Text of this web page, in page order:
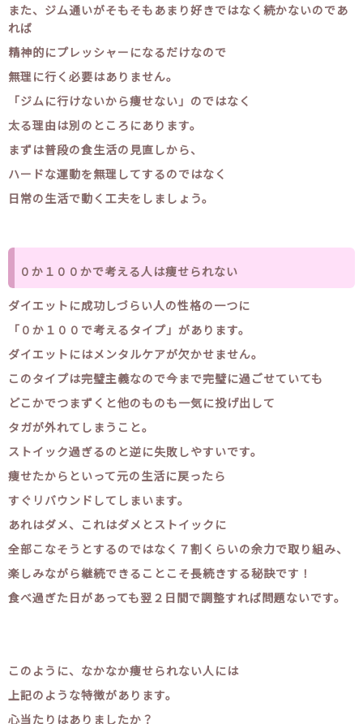
また、ジム通いがそもそもあまり好きではなく続かないのであ
れば
精神的にプレッシャーになるだけなので
無理に行く必要はありません。
「ジムに行けないから痩せない」のではなく
太る理由は別のところにあります。
まずは普段の食生活の見直しから、
ハードな運動を無理してするのではなく
日常の生活で動く工夫をしましょう。
０か１００かで考える人は痩せられない
ダイエットに成功しづらい人の性格の一つに
「０か１００で考えるタイプ」があります。
ダイエットにはメンタルケアが欠かせません。
このタイプは完璧主義なので今まで完璧に過ごせていても
どこかでつまずくと他のものも一気に投げ出して
タガが外れてしまうこと。
ストイック過ぎるのと逆に失敗しやすいです。
痩せたからといって元の生活に戻ったら
すぐリバウンドしてしまいます。
あれはダメ、これはダメとストイックに
全部こなそうとするのではなく７割くらいの余力で取り組み、
楽しみながら継続できることこそ長続きする秘訣です！
食べ過ぎた日があっても翌２日間で調整すれば問題ないです。
このように、なかなか痩せられない人には
上記のような特徴があります。
心当たりはありましたか？